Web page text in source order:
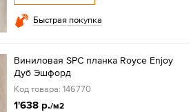
Быстрая покупка
Виниловая SPC планка Royce Enjoy
Дуб Эшфорд
Код товара: 146770
1'638 р./м2